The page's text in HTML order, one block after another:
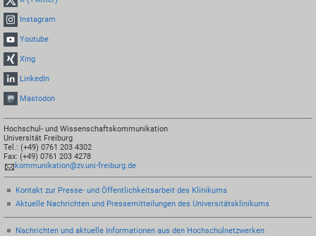
Instagram
Youtube
Xing
LinkedIn
Mastodon
Hochschul- und Wissenschaftskommunikation
Universität Freiburg
Tel.: (+49) 0761 203 4302
Fax: (+49) 0761 203 4278
kommunikation@zv.uni-freiburg.de
Kontakt zur Presse- und Öffentlichkeitsarbeit des Klinikums
Aktuelle Nachrichten und Pressemitteilungen des Universitätsklinikums
Nachrichten und aktuelle Informationen aus den Hochschulnetzwerken